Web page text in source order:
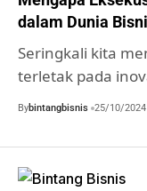
dalam Dunia
Seringkali kita
terletak pada
Bybintangbisnis 25/10/2024